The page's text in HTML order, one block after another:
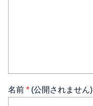
名前 * (公開されません)